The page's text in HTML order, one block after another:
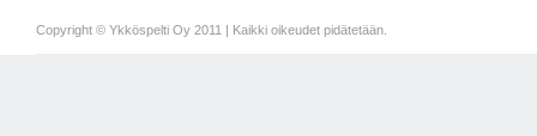
Copyright © Ykköspelti Oy 2011 | Kaikki oikeudet pidätetään.